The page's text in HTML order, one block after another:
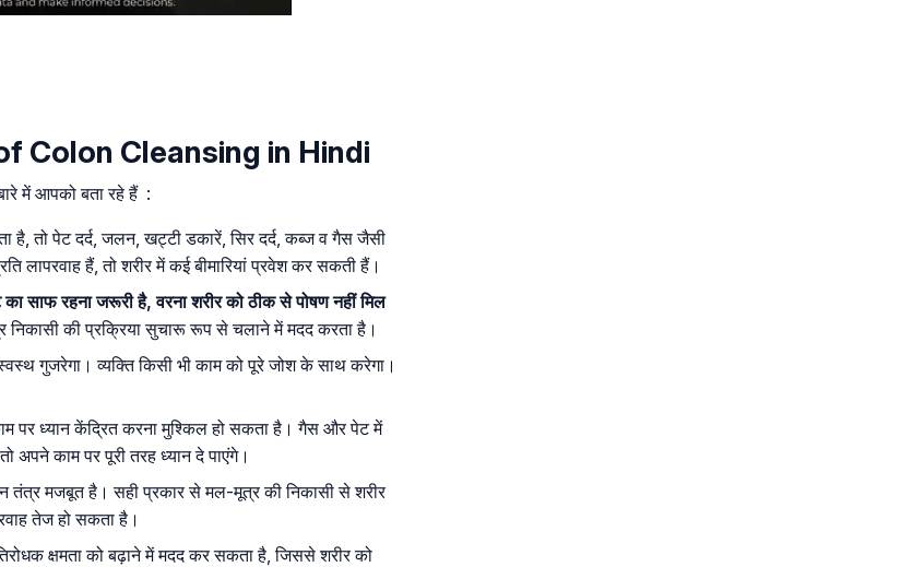
Colon Cleansing in Hindi
में आपको बता रहे हैं :
है, तो पेट दर्द, जलन, खट्टी डकारें, सिर दर्द, कब्ज व गैस जैसी
हैं, तो शरीर में कई बीमारियां प्रवेश कर सकती हैं।
साफ रहना जरूरी है, वरना शरीर को ठीक से पोषण नहीं मिल
की प्रक्रिया सुचारू रूप से चलाने में मदद करता है।
गुजरेगा। व्यक्ति किसी भी काम को पूरे जोश के साथ करेगा।
पर ध्यान केंद्रित करना मुश्किल हो सकता है। गैस और पेट में
काम पर पूरी तरह ध्यान दे पाएंगे।
तंत्र मजबूत है। सही प्रकार से मल-मूत्र की निकासी से शरीर
तेज हो सकता है।
क्षमता को बढ़ाने में मदद कर सकता है, जिससे शरीर को